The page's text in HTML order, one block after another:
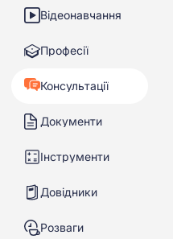
Відеонавчання
Професії
Консультації
Документи
Інструменти
Довідники
Розваги